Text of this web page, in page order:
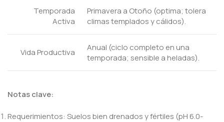
Temporada
Activa
Primavera a Otoño (optima; tolera
climas templados y cálidos).
Vida Productiva
Anual (ciclo completo en una
temporada; sensible a heladas).
Notas clave:
Requerimientos: Suelos bien drenados y fértiles (pH 6.0-